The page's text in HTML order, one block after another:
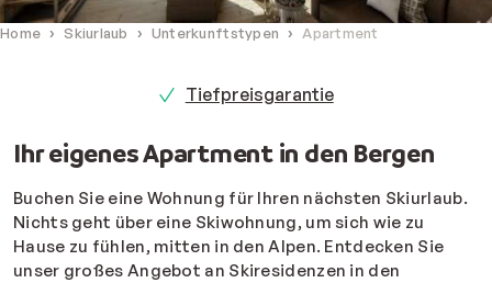
Home Skiurlaub Unterkunftstypen Apartment
Tiefpreisgarantie
Ihr eigenes Apartment in den Bergen
Buchen Sie eine Wohnung für Ihren nächsten Skiurlaub.
Nichts geht über eine Skiwohnung, um sich wie zu
Hause zu fühlen, mitten in den Alpen. Entdecken Sie
unser großes Angebot an Skiresidenzen in den